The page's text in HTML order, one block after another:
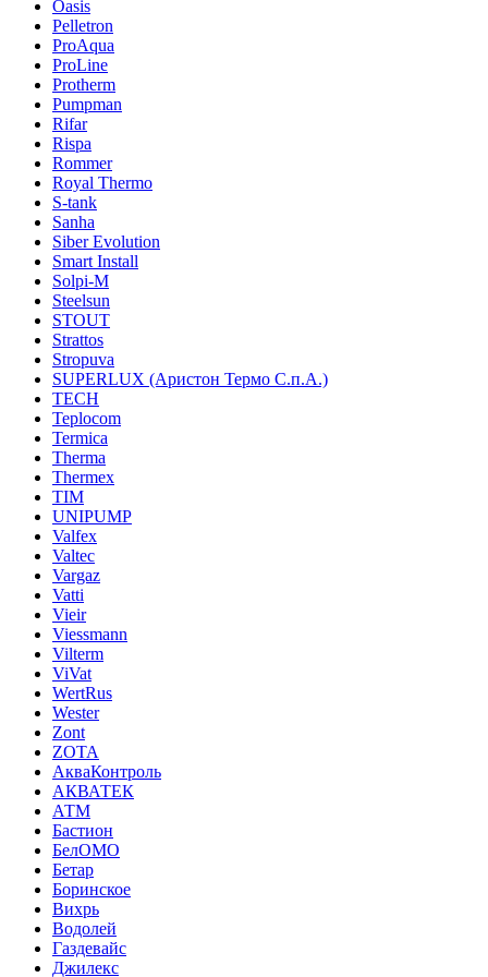
Oasis
Pelletron
ProAqua
ProLine
Protherm
Pumpman
Rifar
Rispa
Rommer
Royal Thermo
S-tank
Sanha
Siber Evolution
Smart Install
Solpi-M
Steelsun
STOUT
Strattos
Stropuva
SUPERLUX (Аристон Термо С.п.А.)
TECH
Teplocom
Termica
Therma
Thermex
TIM
UNIPUMP
Valfex
Valtec
Vargaz
Vatti
Vieir
Viessmann
Vilterm
ViVat
WertRus
Wester
Zont
ZOTA
АкваКонтроль
АКВАТЕК
АТМ
Бастион
БелОМО
Бетар
Боринское
Вихрь
Водолей
Газдевайс
Джилекс